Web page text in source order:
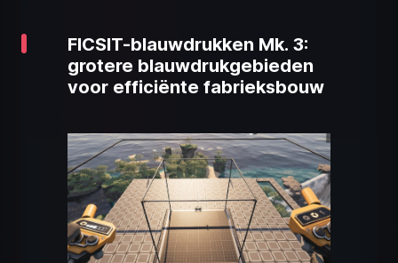
FICSIT-blauwdrukken Mk. 3:
grotere blauwdrukgebieden
voor efficiënte fabrieksbouw